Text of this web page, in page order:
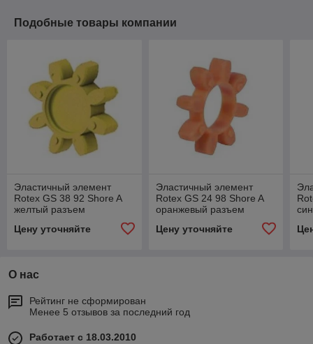
Подобные товары компании
Эластичный элемент
Rotex GS 38 92 Shore A
желтый разъем
Цену уточняйте
Эластичный элемент
Rotex GS 24 98 Shore A
оранжевый разъем
Цену уточняйте
О нас
Рейтинг не сформирован
Менее 5 отзывов за последний год
Работает с 18.03.2010